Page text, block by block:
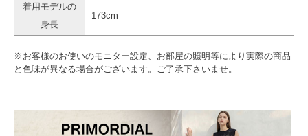
着用モデルの
身長
173cm
※お客様のお使いのモニター設定、お部屋の照明等により実際の商品
と色味が異なる場合がございます。ご了承下さいませ。